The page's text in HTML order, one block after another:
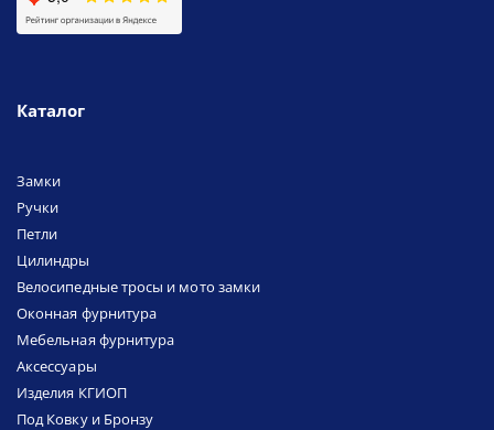
Каталог
Замки
Ручки
Петли
Цилиндры
Велосипедные тросы и мото замки
Оконная фурнитура
Мебельная фурнитура
Аксессуары
Изделия КГИОП
Под Ковку и Бронзу